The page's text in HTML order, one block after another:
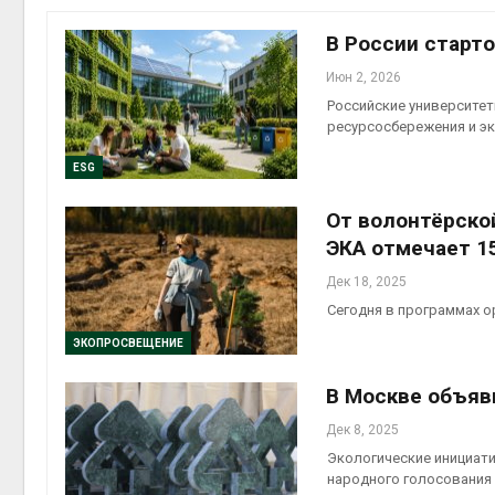
ESG
В России
Июн 2, 2026
Российские
ресурсосбережения и
ЭКОПРОСВЕЩЕНИЕ
От
ЭКА отмечает
Дек 18, 2025
Сегодня в программах
В Москве
Дек 8, 2025
Экологические
народного голосования
Авг 7,